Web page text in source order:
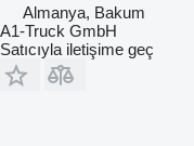
Almanya, Bakum
A1-Truck GmbH
Satıcıyla iletişime geç